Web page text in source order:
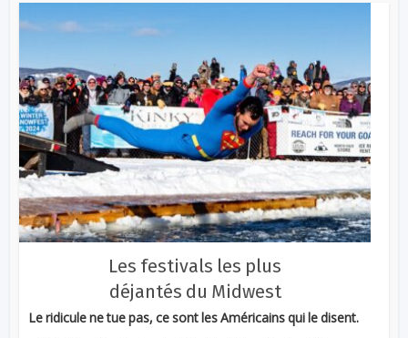
Les festivals les plus
déjantés du Midwest
Le ridicule ne tue pas, ce sont les Américains qui le disent.